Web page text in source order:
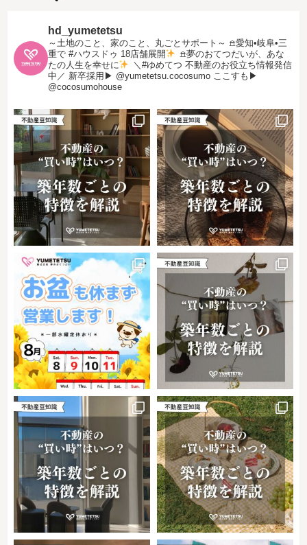
hd_yumetetsu
～土地のこと、家のこと、丸ごとサポート～ 𖠿愛知•岐阜•三
重で #ハウスドゥ 18店舗展開
𖠿夢のおてつだいが、あな
たの人生を幸せに
＼#ゆめてつ 不動産のお役立ち情報発信
中／ 新卒採用▶︎ @yumetetsu.cocosumo ここすも▶︎
@cocosumohouse